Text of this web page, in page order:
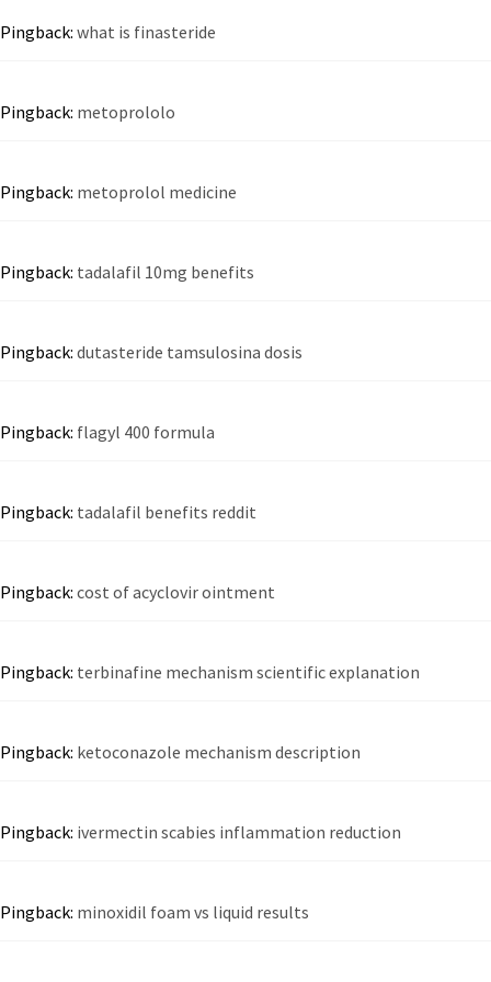
Pingback: what is finasteride
Pingback: metoprololo
Pingback: metoprolol medicine
Pingback: tadalafil 10mg benefits
Pingback: dutasteride tamsulosina dosis
Pingback: flagyl 400 formula
Pingback: tadalafil benefits reddit
Pingback: cost of acyclovir ointment
Pingback: terbinafine mechanism scientific explanation
Pingback: ketoconazole mechanism description
Pingback: ivermectin scabies inflammation reduction
Pingback: minoxidil foam vs liquid results